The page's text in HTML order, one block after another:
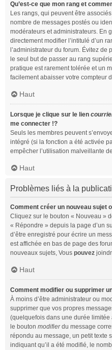
Qu’est-ce que mon rang et
Les rangs, qui peuvent être
nombre de messages postés ou
modérateurs et administrateurs. En
directement modifier l’intitulé d’un
l’administrateur du forum. Évitez
le seul but de passer au rang
pratique est rarement tolérée et un
facilement abaisser votre compteur
Haut
Lorsque je clique sur le lien
me connecter !?
Seuls les membres peuvent
intégré (si la fonction a été activée
empêcher l’utilisation malveillante
Haut
Problèmes liés à la
Comment créer un nouveau sujet
Cliquez sur le bouton « Nouveau »
« Répondre » depuis la page d’un
d’être enregistré pour écrire un
est affichée en bas de page des
nouveaux sujets, Vous pouvez
Haut
Comment modifier ou supprimer
À moins d’être administrateur ou
supprimer que vos propres
(quelquefois dans une durée
le bouton modifierdu message
répondu au message, un petit texte
indiquant qu’il a été modifié, le